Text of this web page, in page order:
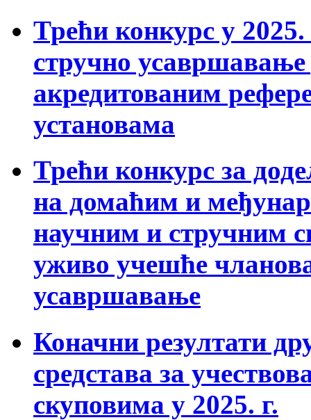
Трећи конкурс у 2025.
стручно
акредитованим
установама
Трећи конкурс за
на домаћим и
научним и стручним
уживо учешће
усавршавање
Коначни резултати
средстава за
скуповима у 2025. г.